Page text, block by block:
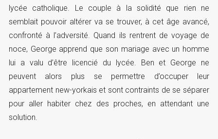
lycée catholique. Le couple à la solidité que rien ne
semblait pouvoir altérer va se trouver, à cet âge avancé,
confronté à l’adversité. Quand ils rentrent de voyage de
noce, George apprend que son mariage avec un homme
lui a valu d’être licencié du lycée. Ben et George ne
peuvent alors plus se permettre d’occuper leur
appartement new-yorkais et sont contraints de se séparer
pour aller habiter chez des proches, en attendant une
solution.